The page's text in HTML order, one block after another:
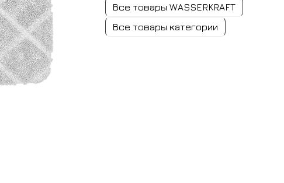
Все товары WASSERKRAFT
Все товары категории